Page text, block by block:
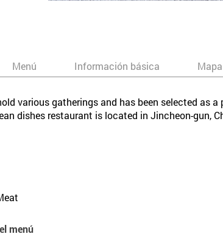
Menú Información básica Mapa
various gatherings and has been selected as
dishes restaurant is located in Jincheon-gun,
menú